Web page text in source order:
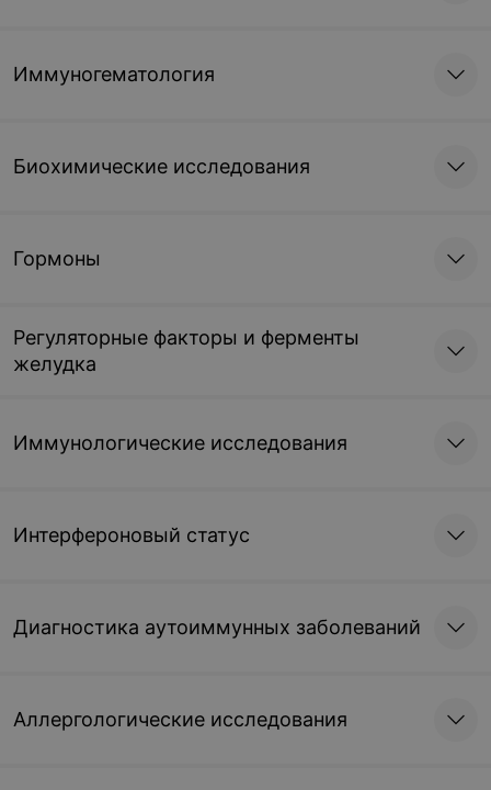
16,11 руб.
152,51 руб.
Иммуногематология
Биохимические исследования
Гормоны
Регуляторные факторы и ферменты
желудка
Иммунологические исследования
Интерфероновый статус
Диагностика аутоиммунных заболеваний
Аллергологические исследования